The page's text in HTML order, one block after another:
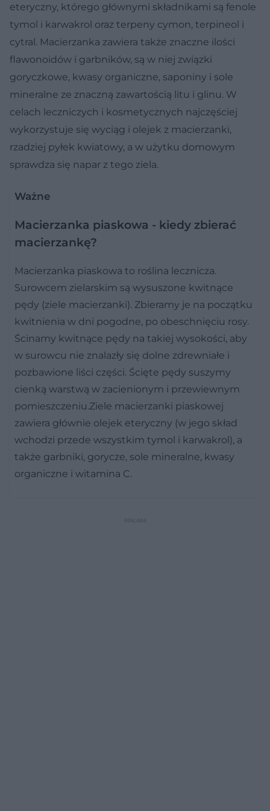
eteryczny, którego głównymi składnikami są fenole
tymol i karwakrol oraz terpeny cymon, terpineol i
cytral. Macierzanka zawiera także znaczne ilości
flawonoidów i garbników, są w niej związki
goryczkowe, kwasy organiczne, saponiny i sole
mineralne ze znaczną zawartością litu i glinu. W
celach leczniczych i kosmetycznych najczęściej
wykorzystuje się wyciąg i olejek z macierzanki,
rzadziej pyłek kwiatowy, a w użytku domowym
sprawdza się napar z tego ziela.
Ważne
Macierzanka piaskowa - kiedy zbierać
macierzankę?
Macierzanka piaskowa to roślina lecznicza.
Surowcem zielarskim są wysuszone kwitnące
pędy (ziele macierzanki). Zbieramy je na początku
kwitnienia w dni pogodne, po obeschnięciu rosy.
Ścinamy kwitnące pędy na takiej wysokości, aby
w surowcu nie znalazły się dolne zdrewniałe i
pozbawione liści części. Ścięte pędy suszymy
cienką warstwą w zacienionym i przewiewnym
pomieszczeniu.Ziele macierzanki piaskowej
zawiera głównie olejek eteryczny (w jego skład
wchodzi przede wszystkim tymol i karwakrol), a
także garbniki, gorycze, sole mineralne, kwasy
organiczne i witamina C.